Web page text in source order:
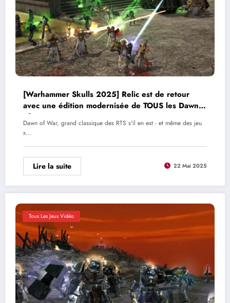
[Warhammer Skulls 2025] Relic est de retour
avec une édition modernisée de TOUS les Dawn
of War
Dawn of War, grand classique des RTS s'il en est - et même des jeu
x…
Lire la suite 22 Mai 2025
Tous Les Jeux Vidéo